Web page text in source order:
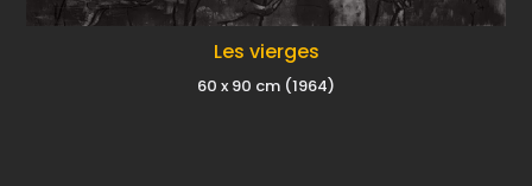
Les vierges
60 x 90 cm (1964)